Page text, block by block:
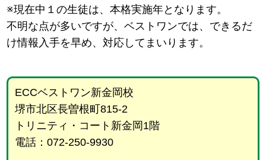
※現在中１の生徒は、本格実施年となります。
不明な点が多いですが、ベストワンでは、できるだ
け情報入手を早め、対応してまいります。
ECCベストワン新金岡校
堺市北区長曽根町815-2
トリニティ・コート新金岡1階
電話：072-250-9930